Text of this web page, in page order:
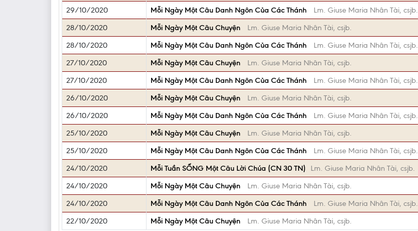
29/10/2020
Mỗi Ngày Một Câu Danh Ngôn Của Các Thánh
Lm. Giuse Maria Nhân Tài, csjb.
28/10/2020
Mỗi Ngày Một Câu Chuyện
Lm. Giuse Maria Nhân Tài, csjb.
28/10/2020
Mỗi Ngày Một Câu Danh Ngôn Của Các Thánh
Lm. Giuse Maria Nhân Tài, csjb.
27/10/2020
Mỗi Ngày Một Câu Chuyện
Lm. Giuse Maria Nhân Tài, csjb.
27/10/2020
Mỗi Ngày Một Câu Danh Ngôn Của Các Thánh
Lm. Giuse Maria Nhân Tài, csjb.
26/10/2020
Mỗi Ngày Một Câu Chuyện
Lm. Giuse Maria Nhân Tài, csjb.
26/10/2020
Mỗi Ngày Một Câu Danh Ngôn Của Các Thánh
Lm. Giuse Maria Nhân Tài, csjb.
25/10/2020
Mỗi Ngày Một Câu Chuyện
Lm. Giuse Maria Nhân Tài, csjb.
25/10/2020
Mỗi Ngày Một Câu Danh Ngôn Của Các Thánh
Lm. Giuse Maria Nhân Tài, csjb.
24/10/2020
Mỗi Tuần SỐNG Một Câu Lời Chúa (CN 30 TN)
Lm. Giuse Maria Nhân Tài, csjb.
24/10/2020
Mỗi Ngày Một Câu Chuyện
Lm. Giuse Maria Nhân Tài, csjb.
24/10/2020
Mỗi Ngày Một Câu Danh Ngôn Của Các Thánh
Lm. Giuse Maria Nhân Tài, csjb.
22/10/2020
Mỗi Ngày Một Câu Chuyện Lm. Giuse Maria Nhân Tài, csjb.